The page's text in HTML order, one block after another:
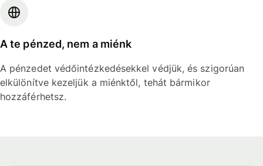
A te pénzed, nem a miénk
A pénzedet védőintézkedésekkel védjük, és szigorúan
elkülönítve kezeljük a miénktől, tehát bármikor
hozzáférhetsz.